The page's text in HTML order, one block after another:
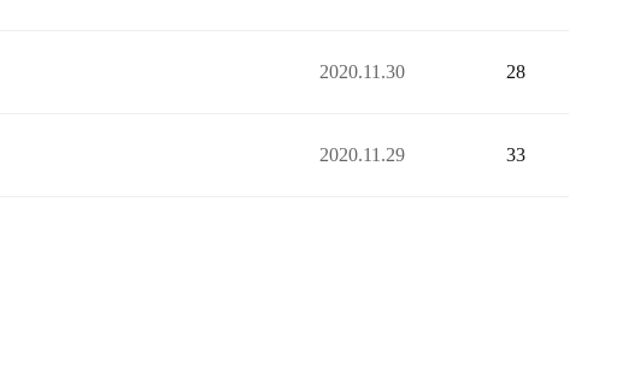
2020.11.30 28
2020.11.29 33